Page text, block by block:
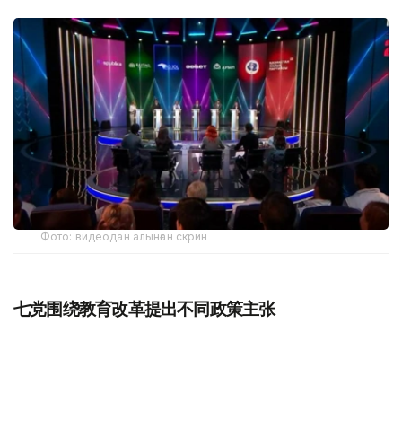
Фото: видеодан алынған скрин
七党围绕教育改革提出不同政策主张